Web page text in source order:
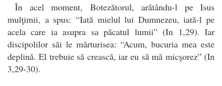
În acel moment, Botezătorul, arătându-l pe Isus
mulţimii, a spus: “Iată mielul lui Dumnezeu, iată-l pe
acela care ia asupra sa păcatul lumii” (In 1,29). Iar
discipolilor săi le mărturisea: “Acum, bucuria mea este
deplină. El trebuie să crească, iar eu să mă micşorez” (In
3,29-30).